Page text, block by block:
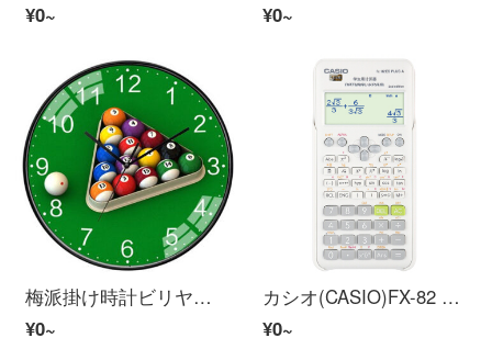
¥0~
¥0~
梅派掛け時計ビリヤードホール時計ビリヤード館室内壁装飾スノーケル石英時計TQG 2黒枠10インチ
¥0~
カシオ(CASIO)FX-82 ES PLUS A-2関数科学計算器慧白fx-82 ES PLUS A進級金大学高校中学生試験
¥0~